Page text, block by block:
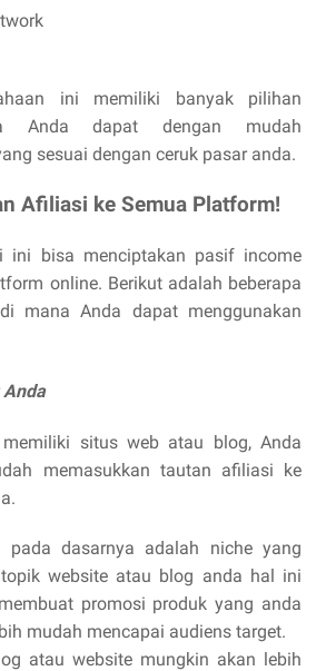
ini memiliki banyak pilihan
Anda dapat dengan mudah
sesuai dengan ceruk pasar anda.
Afiliasi ke Semua Platform!
ini bisa menciptakan pasif income
online. Berikut adalah beberapa
mana Anda dapat menggunakan
situs web atau blog, Anda
memasukkan tautan afiliasi ke
pada dasarnya adalah niche yang
website atau blog anda hal ini
promosi produk yang anda
mudah mencapai audiens target.
atau website mungkin akan lebih